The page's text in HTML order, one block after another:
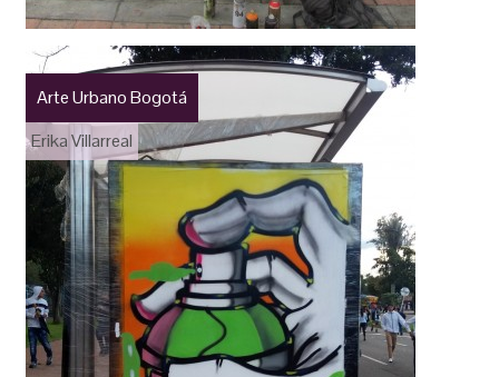
Arte Urbano Bogotá
Erika Villarreal